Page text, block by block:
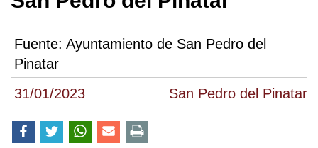
31/01/2023 San Pedro del Pinatar
Fuente: Ayuntamiento de San Pedro del
Pinatar